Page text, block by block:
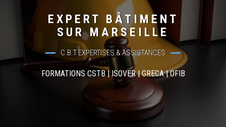
EXPERT BÂTIMENT
SUR MARSEILLE
C.B.T EXPERTISES & ASSISTANCES
FORMATIONS CSTB | ISOVER | GRECA | OFIB